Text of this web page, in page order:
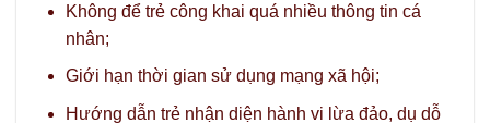
Không để trẻ công khai quá nhiều thông tin cá
nhân;
Giới hạn thời gian sử dụng mạng xã hội;
Hướng dẫn trẻ nhận diện hành vi lừa đảo, dụ dỗ